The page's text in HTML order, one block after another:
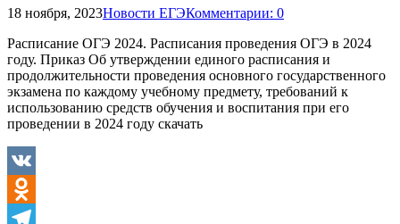
18 ноября, 2023Новости ЕГЭКомментарии: 0
Расписание ОГЭ 2024. Расписания проведения ОГЭ в 2024
году. Приказ Об утверждении единого расписания и
продолжительности проведения основного государственного
экзамена по каждому учебному предмету, требований к
использованию средств обучения и воспитания при его
проведении в 2024 году скачать
VK
Odnoklassniki